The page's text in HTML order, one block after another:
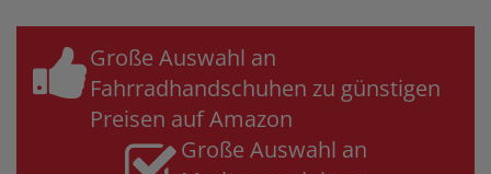
Große Auswahl an
Fahrradhandschuhen zu günstigen
Preisen auf Amazon
Große Auswahl an